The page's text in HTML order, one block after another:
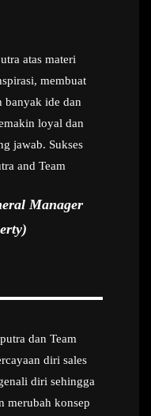
atas materi
membuat
banyak ide dan
loyal dan
jawab. Sukses
and Team
Manager
dan Team
diri sales
diri sehingga
merubah konsep